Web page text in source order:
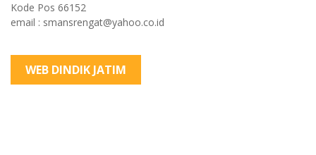
Kode Pos 66152
email : smansrengat@yahoo.co.id
WEB DINDIK JATIM